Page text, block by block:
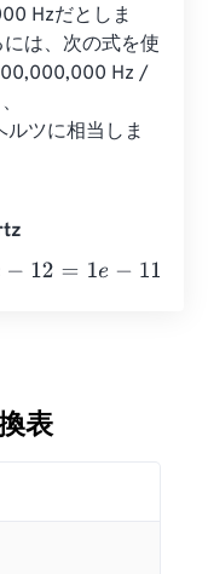
Hzだとしま
は、次の式を使
Hz /
ツに相当しま
Terahertz
表